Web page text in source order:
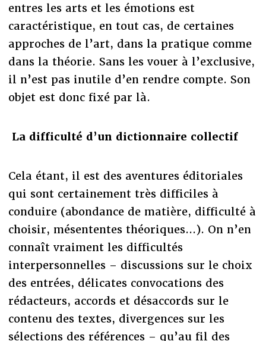
entres les arts et les émotions est
caractéristique, en tout cas, de certaines
approches de l’art, dans la pratique comme
dans la théorie. Sans les vouer à l’exclusive,
il n’est pas inutile d’en rendre compte. Son
objet est donc fixé par là.
La difficulté d’un dictionnaire collectif
Cela étant, il est des aventures éditoriales
qui sont certainement très difficiles à
conduire (abondance de matière, difficulté à
choisir, mésententes théoriques...). On n’en
connaît vraiment les difficultés
interpersonnelles – discussions sur le choix
des entrées, délicates convocations des
rédacteurs, accords et désaccords sur le
contenu des textes, divergences sur les
sélections des références – qu’au fil des